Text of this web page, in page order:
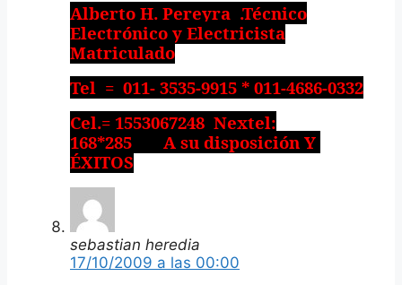
Alberto H. Pereyra .Técnico
Electrónico y Electricista
Matriculado
Tel = 011- 3535-9915 * 011-4686-0332
Cel.= 1553067248 Nextel:
168*285
A su disposición Y
ÉXITOS
sebastian heredia
17/10/2009 a las 00:00